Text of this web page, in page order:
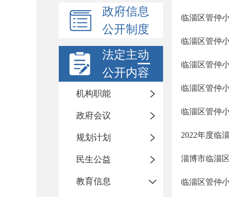
政府信息
公开制度
法定主动
公开内容
机构职能
政府会议
规划计划
民生公益
教育信息
临淄区管仲
临淄区管仲
临淄区管仲
临淄区管仲
临淄区管仲
2022年度临
淄博市临淄
临淄区管仲